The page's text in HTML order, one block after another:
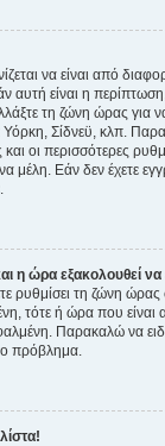
να είναι από
αυτή είναι η
τη ζώνη ώρας για
Σίδνεϋ, κλπ.
οι περισσότερες
μέλη. Εάν δεν έχετε
η ώρα εξακολουθεί να
ρυθμίσει τη ζώνη
τότε ή ώρα που
Παρακαλώ να
πρόβλημα.